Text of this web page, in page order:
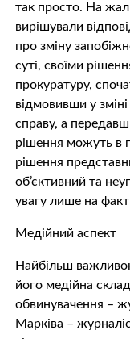
так просто. На
вирішували
про зміну
суті, своїми
прокуратуру,
відмовивши у
справу, а
рішення можуть в
рішення
об’єктивний та
увагу лише на
Медійний аспект
Найбільш
його медійна
обвинувачення –
Марківа –